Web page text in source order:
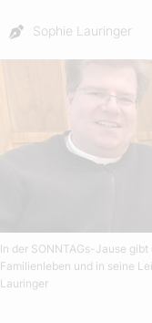
Autor:
Sophie Lauringer
In der SONNTAGs-Jause
Familienleben und in seine
Lauringer